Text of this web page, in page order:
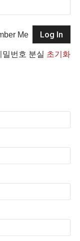
Me
밀번호 분실 초기화